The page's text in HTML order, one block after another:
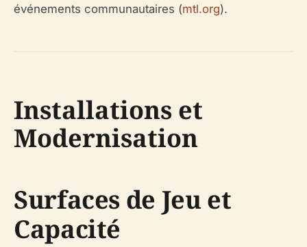
événements communautaires (mtl.org).
Installations et
Modernisation
Surfaces de Jeu et
Capacité